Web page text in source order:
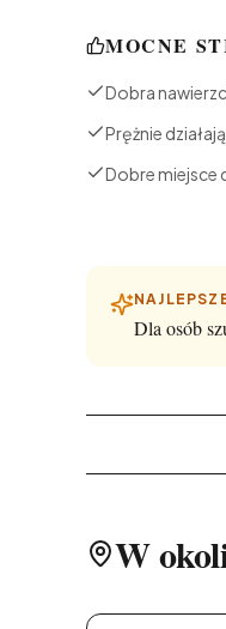
MOCNE
Dobra
Prężnie
Dobre miejsce
Dla osób
W